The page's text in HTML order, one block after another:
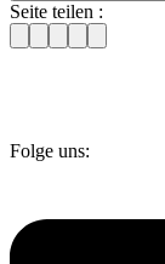
Seite teilen :
Folge uns: